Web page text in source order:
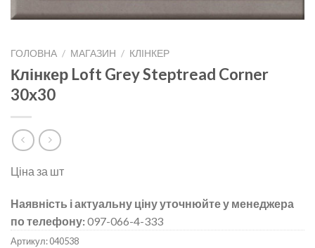
ГОЛОВНА / МАГАЗИН / КЛІНКЕР
Клінкер Loft Grey Steptread Corner
30х30
Ціна за шт
Наявність і актуальну ціну уточнюйте у менеджера
по телефону:097-066-4-333
Артикул:040538